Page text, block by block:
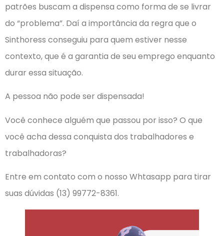
patrões buscam a dispensa como forma de se livrar
do “problema”. Daí a importância da regra que o
Sinthoress conseguiu para quem estiver nesse
contexto, que é a garantia de seu emprego enquanto
durar essa situação.
A pessoa não pode ser dispensada!
Você conhece alguém que passou por isso? O que
você acha dessa conquista dos trabalhadores e
trabalhadoras?
Entre em contato com o nosso Whtasapp para tirar
suas dúvidas (13) 99772-8361.